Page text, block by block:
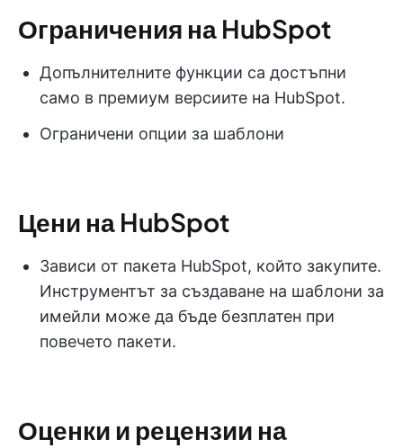
Ограничения на HubSpot
Допълнителните функции са достъпни
само в премиум версиите на HubSpot.
Ограничени опции за шаблони
Цени на HubSpot
Зависи от пакета HubSpot, който закупите.
Инструментът за създаване на шаблони за
имейли може да бъде безплатен при
повечето пакети.
Оценки и рецензии на